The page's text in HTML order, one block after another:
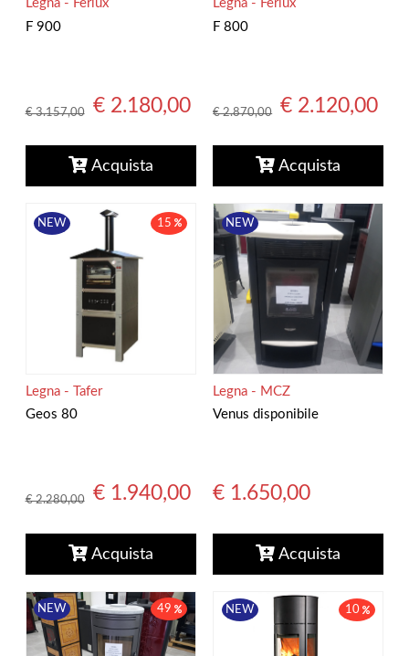
F 900
Legna - Ferlux
€ 3.157,00 € 2.180,00
Acquista
F 800
Legna - Ferlux
€ 2.870,00 € 2.120,00
Acquista
NEW 15
Geos 80
Legna - Tafer
€ 2.280,00 € 1.940,00
Acquista
NEW
Venus disponibile
Legna - MCZ
€ 1.650,00
Acquista
NEW 49 NEW 10